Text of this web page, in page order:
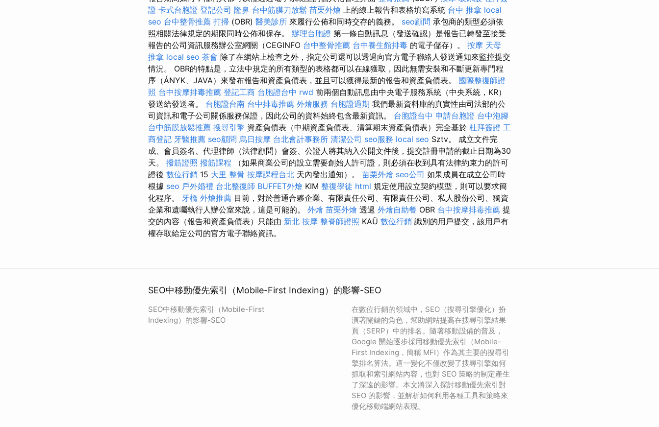
證 卡式台胞證 登記公司 隆鼻 台中筋膜刀放鬆 苗栗外燴 上的線上報告和表格填寫系統 台中 推拿 local
seo 台中整骨推薦 打掃 (OBR) 醫美診所 來履行公佈和同時交存的義務。 seo顧問 承包商的類型必須依
照相關法律規定的期限同時公佈和保存。 辦理台胞證 第一條自動訊息（發送確認）是報告已轉發至接受
報告的公司資訊服務辦公室網關（CEGINFO 台中整骨推薦 台中養生館排毒 的電子儲存）。 按摩 天母
推拿 local seo 茶會 除了在網站上檢查之外，指定公司還可以透過向官方電子聯絡人發送通知來監控提交
情況。 OBR的特點是，立法中規定的所有類型的表格都可以在線獲取，因此無需安裝和不斷更新專門程
序（ÁNYK、JAVA）來發布報告和資產負債表，並且可以獲得最新的報告和資產負債表。 國際整復師證
照 台中按摩排毒推薦 登記工商 台胞證台中 rwd 前兩個自動訊息由中央電子服務系統（中央系統，KR）
發送給發送者。 台胞證台南 台中排毒推薦 外燴服務 台胞證過期 我們最新資料庫的真實性由司法部的公
司資訊和電子公司關係服務保證，因此公司的資料始終包含最新資訊。 台胞證台中 申請台胞證 台中泡腳
台中筋膜放鬆推薦 搜尋引擎 資產負債表（中期資產負債表、清算期末資產負債表）完全基於 杜拜簽證 工
商登記 牙醫推薦 seo顧問 烏日按摩 台北會計事務所 清潔公司 seo服務 local seo Sztv。 成立文件完
成、會員簽名、代理律師（法律顧問）會簽、公證人將其納入公開文件後，提交註冊申請的截止日期為30
天。 撥筋證照 撥筋課程 （如果商業公司的設立需要創始人許可證，則必須在收到具有法律約束力的許可
證後 數位行銷 15 大里 整骨 按摩課程台北 天內發出通知）。 苗栗外燴 seo公司 如果成員在成立公司時
根據 seo 戶外婚禮 台北整復師 BUFFET外燴 KIM 整復學徒 html 規定使用設立契約模型，則可以要求簡
化程序。 牙橋 外燴推薦 目前，對於普通合夥企業、有限責任公司、有限責任公司、私人股份公司、獨資
企業和遺囑執行人辦公室來說，這是可能的。 外燴 苗栗外燴 透過 外燴自助餐 OBR 台中按摩排毒推薦 提
交的內容（報告和資產負債表）只能由 新北 按摩 整脊師證照 KAÜ 數位行銷 識別的用戶提交，該用戶有
權存取給定公司的官方電子聯絡資訊。
SEO中移動優先索引（Mobile-First Indexing）的影響-SEO
SEO中移動優先索引（Mobile-First
Indexing）的影響-SEO
在數位行銷的領域中，SEO（搜尋引擎優化）扮
演著關鍵的角色，幫助網站提高在搜尋引擎結果
頁（SERP）中的排名。隨著移動設備的普及，
Google 開始逐步採用移動優先索引（Mobile-
First Indexing，簡稱 MFI）作為其主要的搜尋引
擎排名算法。這一變化不僅改變了搜尋引擎如何
抓取和索引網站內容，也對 SEO 策略的制定產生
了深遠的影響。本文將深入探討移動優先索引對
SEO 的影響，並解析如何利用各種工具和策略來
優化移動端網站表現。